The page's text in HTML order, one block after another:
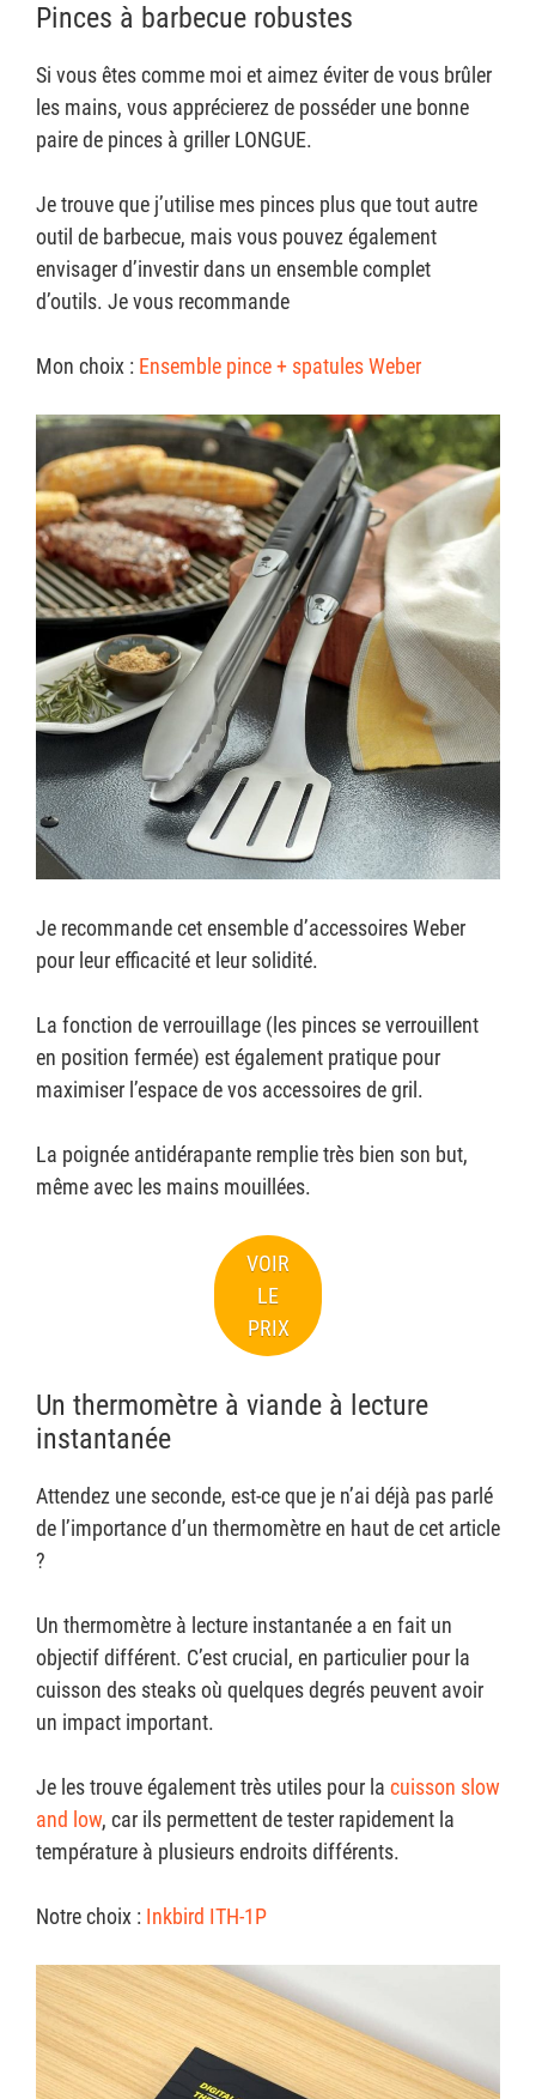
Pinces à barbecue robustes
Si vous êtes comme moi et aimez éviter de vous brûler
les mains, vous apprécierez de posséder une bonne
paire de pinces à griller LONGUE.
Je trouve que j’utilise mes pinces plus que tout autre
outil de barbecue, mais vous pouvez également
envisager d’investir dans un ensemble complet
d’outils. Je vous recommande
Mon choix : Ensemble pince + spatules Weber
Je recommande cet ensemble d’accessoires Weber
pour leur efficacité et leur solidité.
La fonction de verrouillage (les pinces se verrouillent
en position fermée) est également pratique pour
maximiser l’espace de vos accessoires de gril.
La poignée antidérapante remplie très bien son but,
même avec les mains mouillées.
VOIR
LE
PRIX
Un thermomètre à viande à lecture
instantanée
Attendez une seconde, est-ce que je n’ai déjà pas parlé
de l’importance d’un thermomètre en haut de cet article
?
Un thermomètre à lecture instantanée a en fait un
objectif différent. C’est crucial, en particulier pour la
cuisson des steaks où quelques degrés peuvent avoir
un impact important.
Je les trouve également très utiles pour la cuisson slow
and low, car ils permettent de tester rapidement la
température à plusieurs endroits différents.
Notre choix : Inkbird ITH-1P